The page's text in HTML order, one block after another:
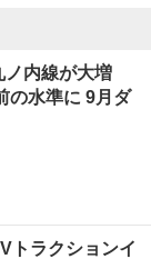
ノ内線が大増
の水準に 9月ダ
トラクションイ